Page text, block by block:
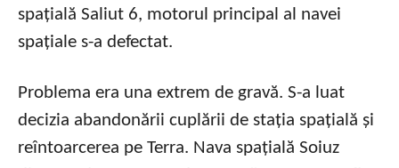
spațială Saliut 6, motorul principal al navei
spațiale s-a defectat.
Problema era una extrem de gravă. S-a luat
decizia abandonării cuplării de stația spațială și
reîntoarcerea pe Terra. Nava spațială Soiuz